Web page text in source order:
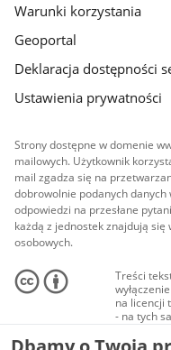
Warunki korzystania
Geoportal
Deklaracja dostępności
Ustawienia prywatności
Strony dostępne w domenie
mailowych. Użytkownik
mail zgadza się na
dobrowolnie podanych danych
odpowiedzi na przesłane
każdą z jednostek znajdują
osobowych.
Treści
na licencji
- na tych
Materiały
audio i